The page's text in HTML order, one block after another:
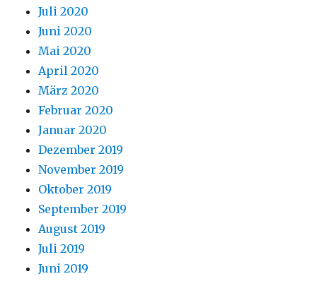
Juli 2020
Juni 2020
Mai 2020
April 2020
März 2020
Februar 2020
Januar 2020
Dezember 2019
November 2019
Oktober 2019
September 2019
August 2019
Juli 2019
Juni 2019